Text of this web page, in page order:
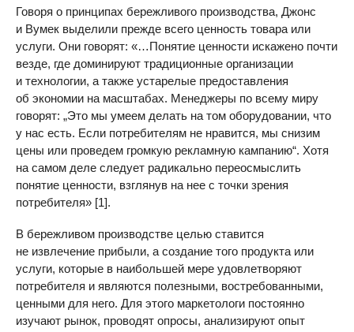
Говоря о принципах бережливого производства, Джонс
и Вумек выделили прежде всего ценность товара или
услуги. Они говорят: «…Понятие ценности искажено почти
везде, где доминируют традиционные организации
и технологии, а также устарелые предоставления
об экономии на масштабах. Менеджеры по всему миру
говорят: „Это мы умеем делать на том оборудовании, что
у нас есть. Если потребителям не нравится, мы снизим
цены или проведем громкую рекламную кампанию“. Хотя
на самом деле следует радикально переосмыслить
понятие ценности, взглянув на нее с точки зрения
потребителя» [1].
В бережливом производстве целью ставится
не извлечение прибыли, а создание того продукта или
услуги, которые в наибольшей мере удовлетворяют
потребителя и являются полезными, востребованными,
ценными для него. Для этого маркетологи постоянно
изучают рынок, проводят опросы, анализируют опыт